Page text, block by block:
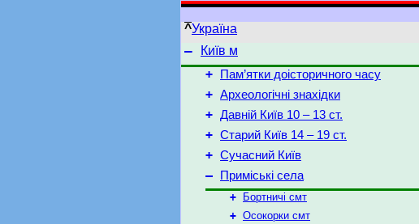
^Україна
–
Київ м
+
Пам’ятки доісторичного часу
+ Археологічні знахідки
+ Давній Київ 10 – 13 ст.
+ Старий Київ 14 – 19 ст.
+ Сучасний Київ
– Приміські села
+
Бортничі смт
+ Осокорки смт